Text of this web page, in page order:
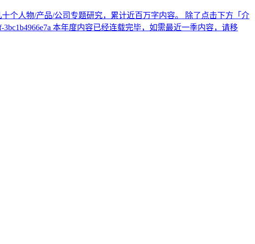
个人物/产品/公司专题研究，累计近百万字内容。 除了点击下方「介
3bc1b4966e7a 本年度内容已经连载完毕，如需最近一季内容，请移